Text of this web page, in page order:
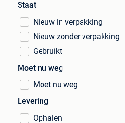
Staat
Nieuw in verpakking
Nieuw zonder verpakking
Gebruikt
Moet nu weg
Moet nu weg
Levering
Ophalen